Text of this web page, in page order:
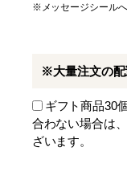
※メッセージシールへ
※大量注文の配
ギフト商品30
合わない場合は
ざいます。